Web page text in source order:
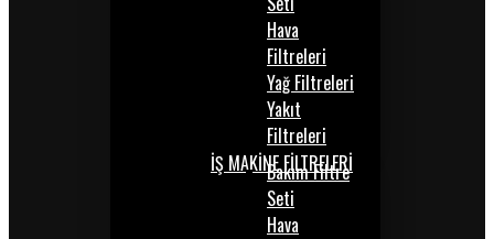
Hava
Filtreleri
Yağ Filtreleri
Yakıt
Filtreleri
İŞ MAKİNE FİLTRELERİ
Bakım Filtre
Seti
Hava